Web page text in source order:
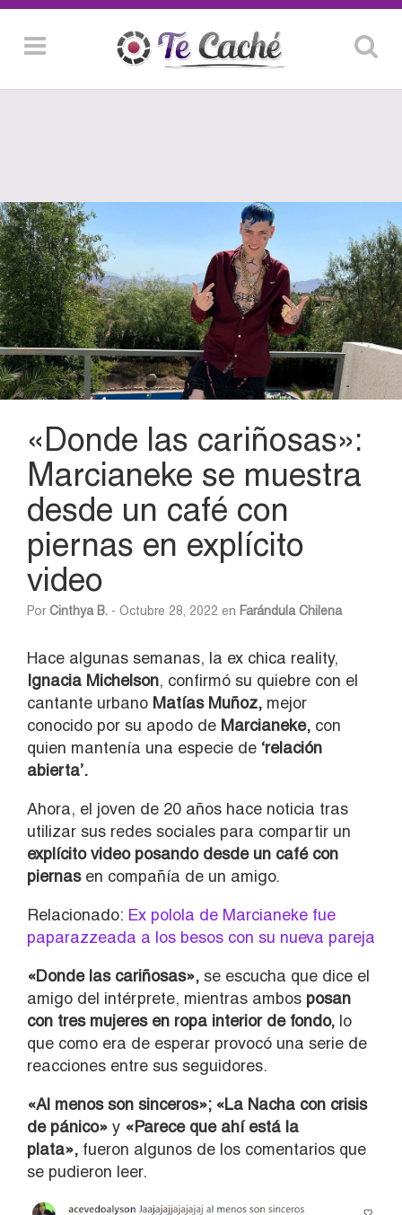
«Donde las cariñosas»:
Marcianeke se muestra
desde un café con
piernas en explícito
video
PorCinthya B. - Octubre 28, 2022 en Farándula Chilena
Hace algunas semanas, la ex chica reality,
Ignacia Michelson, confirmó su quiebre con el
cantante urbano Matías Muñoz, mejor
conocido por su apodo de Marcianeke, con
quien mantenía una especie de ‘relación
abierta’.
Ahora, el joven de 20 años hace noticia tras
utilizar sus redes sociales para compartir un
explícito video posando desde un café con
piernasen compañía de un amigo.
Relacionado: Ex polola de Marcianeke fue
paparazzeada a los besos con su nueva pareja
«Donde las cariñosas», se escucha que dice el
amigo del intérprete, mientras ambos posan
con tres mujeres en ropa interior de fondo, lo
que como era de esperar provocó una serie de
reacciones entre sus seguidores.
«Al menos son sinceros»; «La Nacha con crisis
de pánico» y «Parece que ahí está la
plata», fueron algunos de los comentarios que
se pudieron leer.